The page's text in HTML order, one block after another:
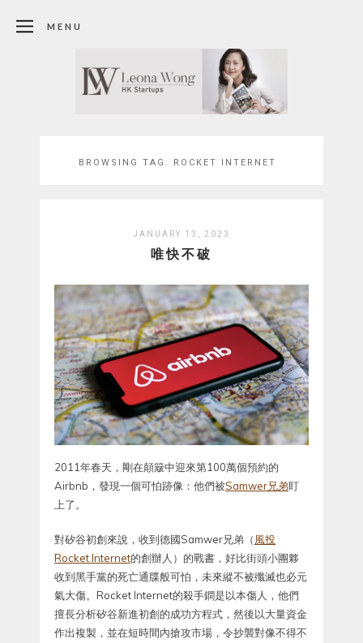
MENU
BROWSING TAG: ROCKET INTERNET
JANUARY 13, 2023
唯快不破
2011年春天，剛在顛簸中迎來第100萬個預約的
Airbnb，發現一個可怕跡像：他們被Samwer兄弟盯
上了。
對矽谷初創來說，收到德國Samwer兄弟（風投
Rocket Internet的創辦人）的戰書，好比街頭小團夥
收到黑手黨的死亡通牒般可怕，未來縱不被殲滅也必元
氣大傷。Rocket Internet的殺手鐧是以本傷人，他們
擅長分析矽谷新進初創的成功方程式，然後以大量資金
作出複製，並在短時間內搶攻市場，令抄襲對像不得不